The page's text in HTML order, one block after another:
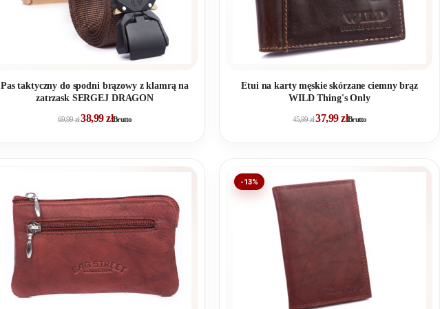
Pas taktyczny do spodni brązowy z klamrą na
zatrzask SERGEJ DRAGON
69,99zł38,99złBrutto
Etui na karty męskie skórzane ciemny brąz
WILD Thing's Only
45,99zł37,99złBrutto
-13%